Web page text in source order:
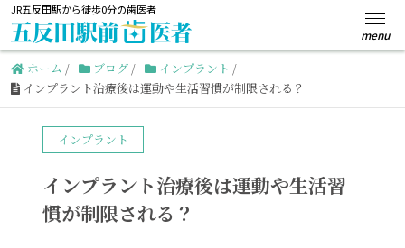
JR五反田駅から徒歩0分の歯医者
ホーム / ブログ / インプラント /
インプラント治療後は運動や生活習慣が制限される？
インプラント
インプラント治療後は運動や生活習
慣が制限される？